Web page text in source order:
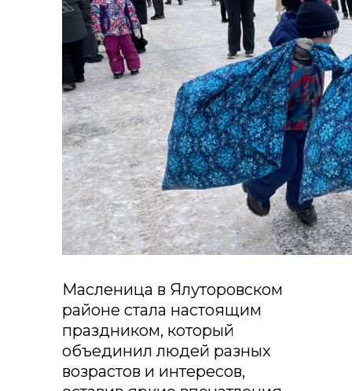
Масленица в Ялуторовском
районе стала настоящим
праздником, который
объединил людей разных
возрастов и интересов,